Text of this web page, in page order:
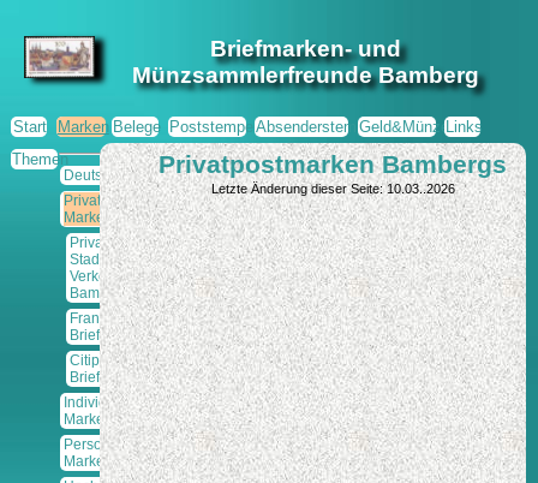
Briefmarken- und
Münzsammlerfreunde Bamberg
Start Marken Belege PoststempelAbsenderstempelGeld&MünzenLinks
Themen
Deutschland
Privatpost-
Marken
Privat-
Stadt-Brief-
Verkehr
Bamberg
Frankenbrief
Briefmarke
Citipost
Briefmarke
Individuelle
Marken
Personalisierte
Marken
Privatpostmarken Bambergs
Letzte Änderung dieser Seite: 10.03..2026